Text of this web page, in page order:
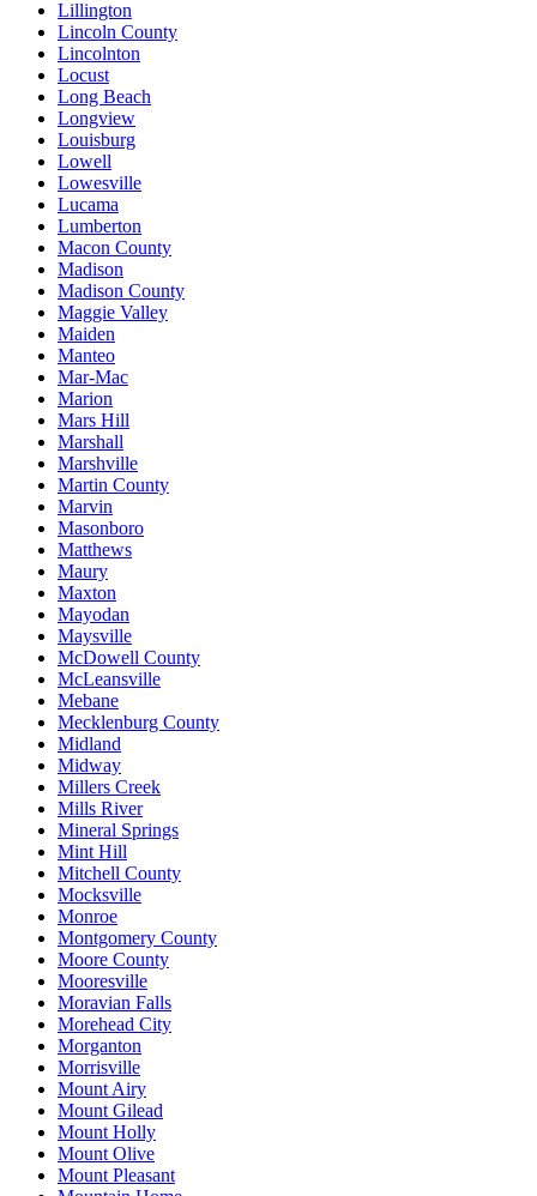
Lillington
Lincoln County
Lincolnton
Locust
Long Beach
Longview
Louisburg
Lowell
Lowesville
Lucama
Lumberton
Macon County
Madison
Madison County
Maggie Valley
Maiden
Manteo
Mar-Mac
Marion
Mars Hill
Marshall
Marshville
Martin County
Marvin
Masonboro
Matthews
Maury
Maxton
Mayodan
Maysville
McDowell County
McLeansville
Mebane
Mecklenburg County
Midland
Midway
Millers Creek
Mills River
Mineral Springs
Mint Hill
Mitchell County
Mocksville
Monroe
Montgomery County
Moore County
Mooresville
Moravian Falls
Morehead City
Morganton
Morrisville
Mount Airy
Mount Gilead
Mount Holly
Mount Olive
Mount Pleasant